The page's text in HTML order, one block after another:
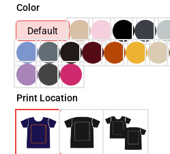
Color
Default
Print Location